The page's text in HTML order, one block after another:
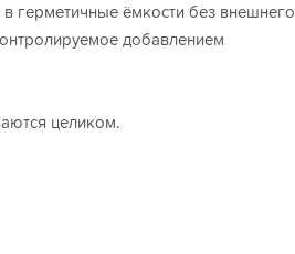
герметичные ёмкости без внешнего
добавлением
целиком.